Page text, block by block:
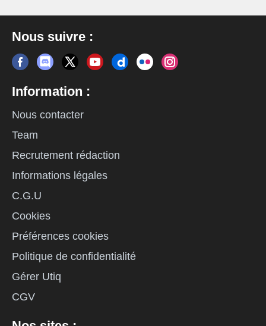
Nous suivre :
Information :
Nous contacter
Team
Recrutement rédaction
Informations légales
C.G.U
Cookies
Préférences cookies
Politique de confidentialité
Gérer Utiq
CGV